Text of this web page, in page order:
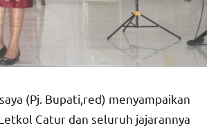
(Pj. Bupati,red) menyampaikan
Catur dan seluruh jajarannya